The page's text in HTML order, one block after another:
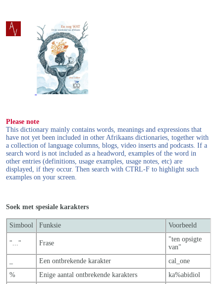
Please note
This dictionary mainly contains words, meanings and expressions that
have not yet been included in other Afrikaans dictionaries, together with
a collection of language columns, blogs, video inserts and podcasts. If a
search word is not included as a headword, examples of the word in
other entries (definitions, usage examples, usage notes, etc) are
displayed, if they occur. Then search with CTRL-F to highlight such
examples on your screen.
Soek met spesiale karakters
Simbool Funksie Voorbeeld
"..." Frase
"ten opsigte
van"
Een ontbrekende karakter
cal_one
%
Enige aantal ontbrekende karakters ka%abidiol